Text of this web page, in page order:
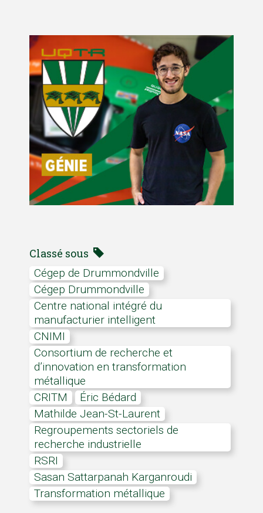
Classé sous
cégep de Drummondville
Cégep Drummondville
Centre national intégré du
manufacturier intelligent
CNIMI
Consortium de recherche et
d’innovation en transformation
métallique
CRITM
Éric Bédard
Mathilde Jean-St-Laurent
regroupements sectoriels de
recherche industrielle
RSRI
Sasan Sattarpanah Karganroudi
transformation métallique